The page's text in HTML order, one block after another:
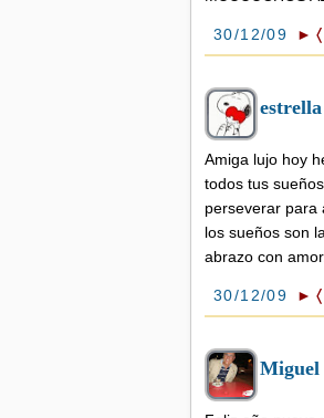
30/12/09 ►
estrella
Amiga lujo hoy
todos tus
perseverar para
los sueños son
abrazo con
30/12/09 ►
Miguel